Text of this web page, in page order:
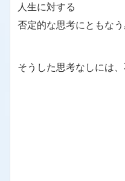
人生に対する
否定的な思考にともなう
そうした思考なしには